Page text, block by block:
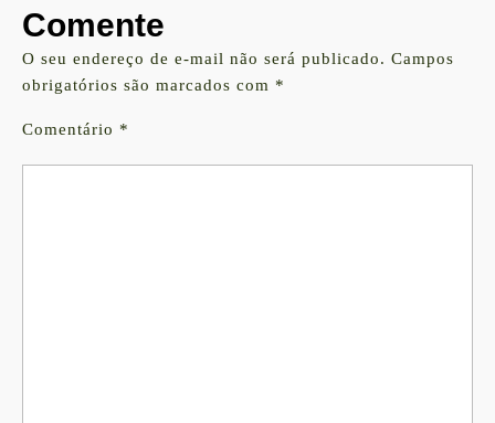
Comente
O seu endereço de e-mail não será publicado. Campos
obrigatórios são marcados com *
Comentário *